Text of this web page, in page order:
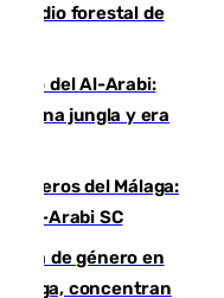
forestal de
del Al-Arabi:
en una jungla y era
del Málaga:
Al-Arabi SC
de género en
concentran